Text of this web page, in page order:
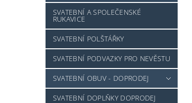
SVATEBNÍ A SPOLEČENSKÉ
RUKAVICE
SVATEBNÍ POLŠTÁŘKY
SVATEBNÍ PODVAZKY PRO NEVĚSTU
SVATEBNÍ OBUV - DOPRODEJ
SVATEBNÍ DOPLŇKY DOPRODEJ